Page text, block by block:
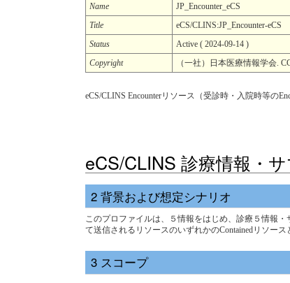
Name
JP_Encounter_eCS
Title
eCS/CLINS:JP_Encounter-eCS
Status
Active ( 2024-09-14 )
Copyright
（一社）日本医療情報学会.
eCS/CLINS Encounterリソース（受診時・入院時等の
eCS/CLINS 診療情報・
背景および想定シナリオ
このプロファイルは、５情報をはじめ、診療５情報
て送信されるリソースのいずれかのContainedリソー
スコープ